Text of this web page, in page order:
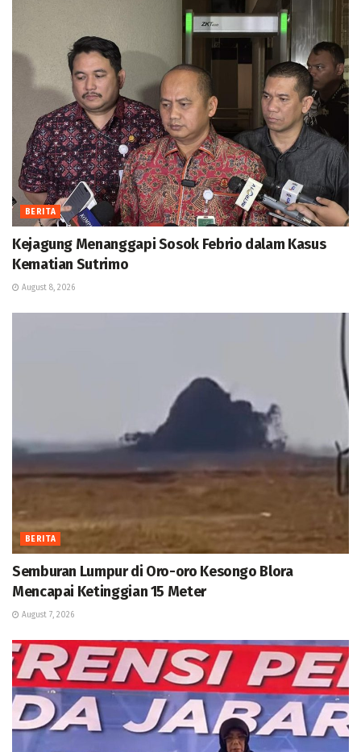
BERITA
Kejagung Menanggapi Sosok Febrio dalam Kasus
Kematian Sutrimo
August 8, 2026
BERITA
Semburan Lumpur di Oro-oro Kesongo Blora
Mencapai Ketinggian 15 Meter
August 7, 2026